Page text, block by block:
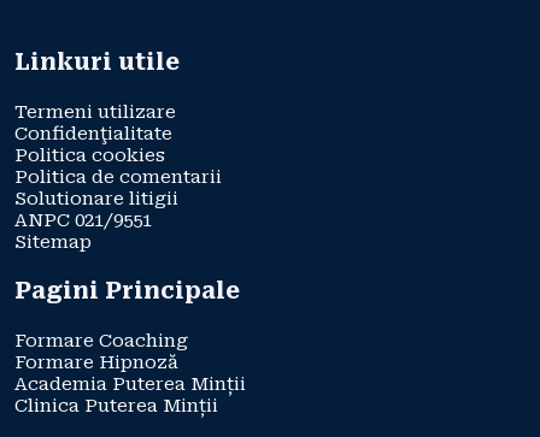
Linkuri utile
Termeni utilizare
Confidenţialitate
Politica cookies
Politica de comentarii
Solutionare litigii
ANPC 021/9551
Sitemap
Pagini Principale
Formare Coaching
Formare Hipnoză
Academia Puterea Minții
Clinica Puterea Minții